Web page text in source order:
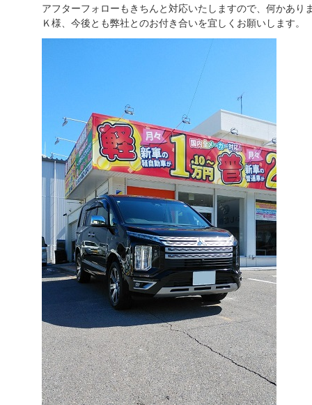
アフターフォローもきちんと対応いたしますので、何かあり
Ｋ様、今後とも弊社とのお付き合いを宜しくお願いします。